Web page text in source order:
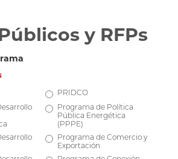
y RFPs
PRIDCO
Programa de Política
Pública Energética
(PPPE)
Programa de Comercio y
Exportación